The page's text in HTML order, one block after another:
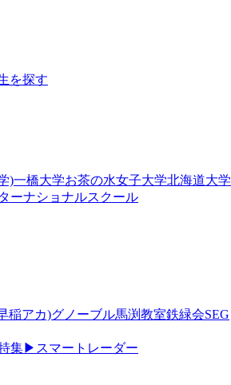
を探す
)一橋大学お茶の水女子大学北海道大学
ーナショナルスクール
稲アカ)グノーブル馬渕教室鉄緑会SEG
集▶ スマートレーダー